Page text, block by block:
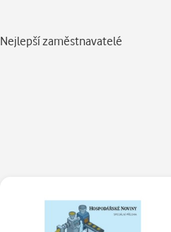
Nejlepší zaměstnavatelé